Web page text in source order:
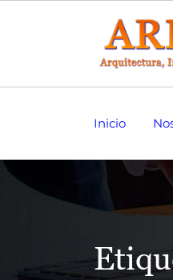
Inicio